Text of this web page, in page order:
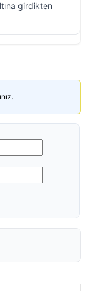
girdikten